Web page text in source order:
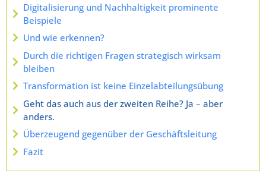
Digitalisierung und Nachhaltigkeit prominente
Beispiele
Und wie erkennen?
Durch die richtigen Fragen strategisch wirksam
bleiben
Transformation ist keine Einzelabteilungsübung
Geht das auch aus der zweiten Reihe? Ja – aber
anders.
Überzeugend gegenüber der Geschäftsleitung
Fazit